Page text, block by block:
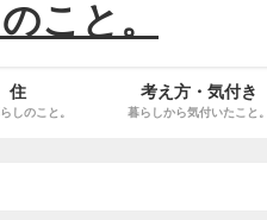
こと。
住
しのこと。
考え方・気付き
暮らしから気付いたこと。